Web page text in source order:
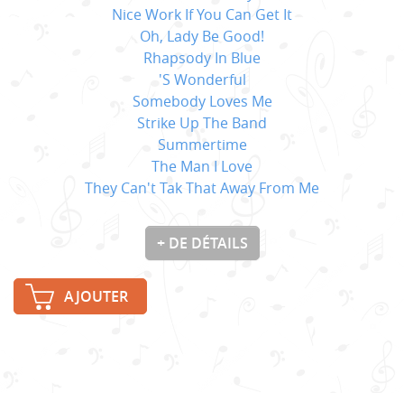
Nice Work If You Can Get It
Oh, Lady Be Good!
Rhapsody In Blue
'S Wonderful
Somebody Loves Me
Strike Up The Band
Summertime
The Man I Love
They Can't Tak That Away From Me
+ DE DÉTAILS
AJOUTER